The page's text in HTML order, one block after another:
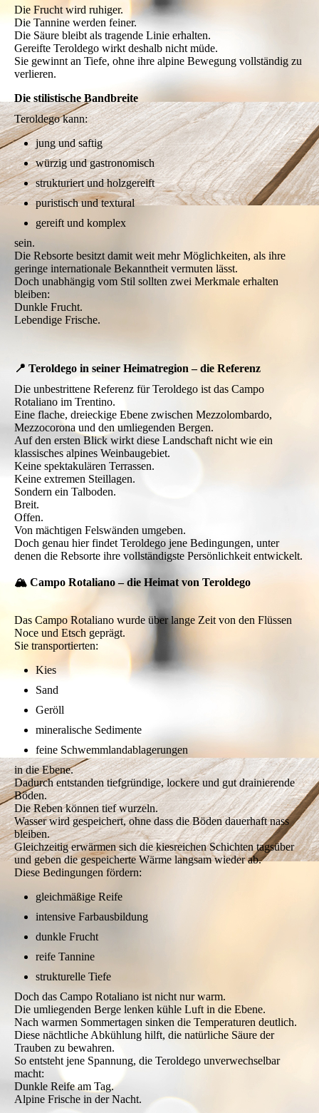
Die Frucht wird ruhiger.
Die Tannine werden feiner.
Die Säure bleibt als tragende Linie erhalten.
Gereifte Teroldego wirkt deshalb nicht müde.
Sie gewinnt an Tiefe, ohne ihre alpine Bewegung vollständig zu
verlieren.
Die stilistische Bandbreite
Teroldego kann:
jung und saftig
würzig und gastronomisch
strukturiert und holzgereift
puristisch und textural
gereift und komplex
sein.
Die Rebsorte besitzt damit weit mehr Möglichkeiten, als ihre
geringe internationale Bekanntheit vermuten lässt.
Doch unabhängig vom Stil sollten zwei Merkmale erhalten
bleiben:
Dunkle Frucht.
Lebendige Frische.
📍 Teroldego in seiner Heimatregion – die Referenz
Die unbestrittene Referenz für Teroldego ist das Campo
Rotaliano im Trentino.
Eine flache, dreieckige Ebene zwischen Mezzolombardo,
Mezzocorona und den umliegenden Bergen.
Auf den ersten Blick wirkt diese Landschaft nicht wie ein
klassisches alpines Weinbaugebiet.
Keine spektakulären Terrassen.
Keine extremen Steillagen.
Sondern ein Talboden.
Breit.
Offen.
Von mächtigen Felswänden umgeben.
Doch genau hier findet Teroldego jene Bedingungen, unter
denen die Rebsorte ihre vollständigste Persönlichkeit entwickelt.
🏔️ Campo Rotaliano – die Heimat von Teroldego
Das Campo Rotaliano wurde über lange Zeit von den Flüssen
Noce und Etsch geprägt.
Sie transportierten:
Kies
Sand
Geröll
mineralische Sedimente
feine Schwemmlandablagerungen
in die Ebene.
Dadurch entstanden tiefgründige, lockere und gut drainierende
Böden.
Die Reben können tief wurzeln.
Wasser wird gespeichert, ohne dass die Böden dauerhaft nass
bleiben.
Gleichzeitig erwärmen sich die kiesreichen Schichten tagsüber
und geben die gespeicherte Wärme langsam wieder ab.
Diese Bedingungen fördern:
gleichmäßige Reife
intensive Farbausbildung
dunkle Frucht
reife Tannine
strukturelle Tiefe
Doch das Campo Rotaliano ist nicht nur warm.
Die umliegenden Berge lenken kühle Luft in die Ebene.
Nach warmen Sommertagen sinken die Temperaturen deutlich.
Diese nächtliche Abkühlung hilft, die natürliche Säure der
Trauben zu bewahren.
So entsteht jene Spannung, die Teroldego unverwechselbar
macht:
Dunkle Reife am Tag.
Alpine Frische in der Nacht.